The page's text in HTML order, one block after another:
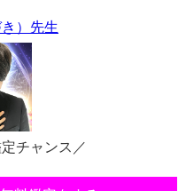
）先生
チャンス／